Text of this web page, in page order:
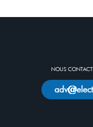
NOUS
adv